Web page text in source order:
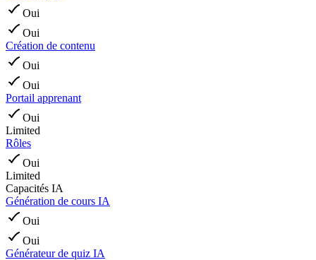
Oui
Oui
Création de contenu
Oui
Oui
Portail apprenant
Oui
Limited
Rôles
Oui
Limited
Capacités IA
Génération de cours IA
Oui
Oui
Générateur de quiz IA